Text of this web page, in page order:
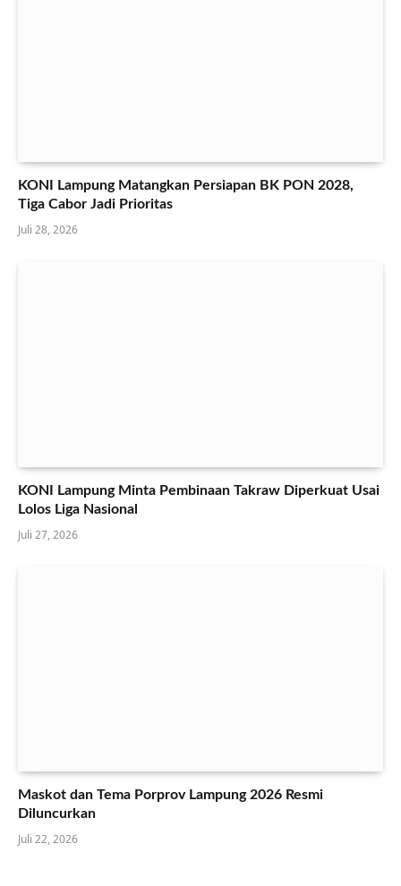
KONI Lampung Matangkan Persiapan BK PON 2028,
Tiga Cabor Jadi Prioritas
Juli 28, 2026
KONI Lampung Minta Pembinaan Takraw Diperkuat Usai
Lolos Liga Nasional
Juli 27, 2026
Maskot dan Tema Porprov Lampung 2026 Resmi
Diluncurkan
Juli 22, 2026